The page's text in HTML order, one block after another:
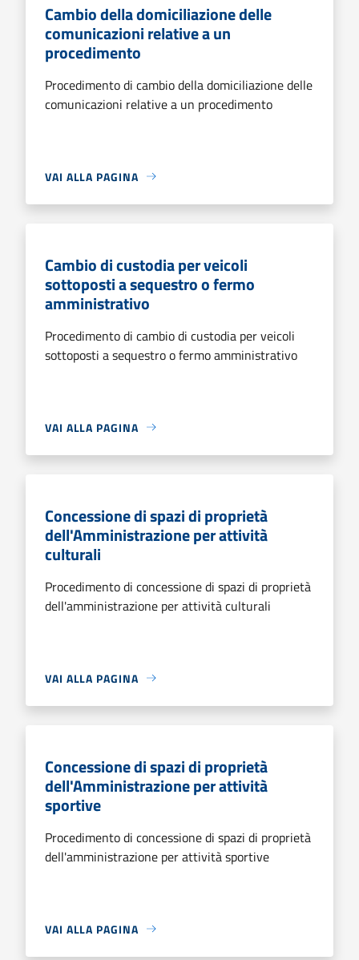
Cambio della domiciliazione delle
comunicazioni relative a un
procedimento
Procedimento di cambio della domiciliazione delle
comunicazioni relative a un procedimento
VAI ALLA PAGINA
Cambio di custodia per veicoli
sottoposti a sequestro o fermo
amministrativo
Procedimento di cambio di custodia per veicoli
sottoposti a sequestro o fermo amministrativo
VAI ALLA PAGINA
Concessione di spazi di proprietà
dell'Amministrazione per attività
culturali
Procedimento di concessione di spazi di proprietà
dell'amministrazione per attività culturali
VAI ALLA PAGINA
Concessione di spazi di proprietà
dell'Amministrazione per attività
sportive
Procedimento di concessione di spazi di proprietà
dell'amministrazione per attività sportive
VAI ALLA PAGINA